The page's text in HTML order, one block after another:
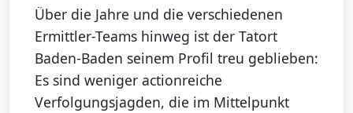
Über die Jahre und die verschiedenen
Ermittler-Teams hinweg ist der Tatort
Baden-Baden seinem Profil treu geblieben:
Es sind weniger actionreiche
Verfolgungsjagden, die im Mittelpunkt